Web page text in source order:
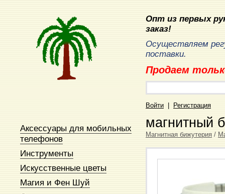
Аксессуары для мобильных
телефонов
Инструменты
Искусственные цветы
Магия и Фен Шуй
Опт из первых
заказ!
Осуществляем
поставки.
Продаем
Войти Регистрация
магнитный
Магнитная бижутерия /